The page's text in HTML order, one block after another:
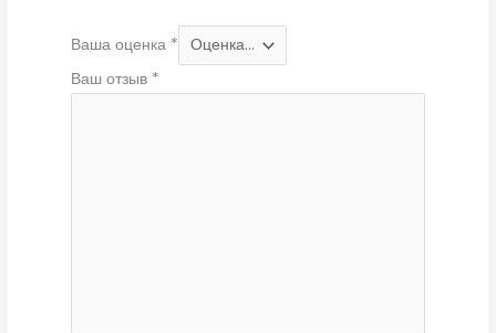
Ваша оценка *
Ваш отзыв *